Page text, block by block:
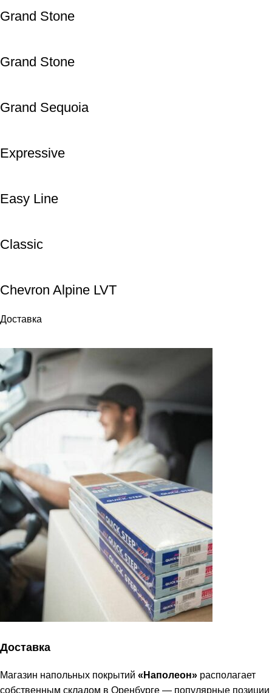
Grand Stone
Grand Stone
Grand Sequoia
Expressive
Easy Line
Classic
Chevron Alpine LVT
Доставка
Доставка
Магазин напольных покрытий «Наполеон» располагает
собственным складом в Оренбурге — популярные позиции